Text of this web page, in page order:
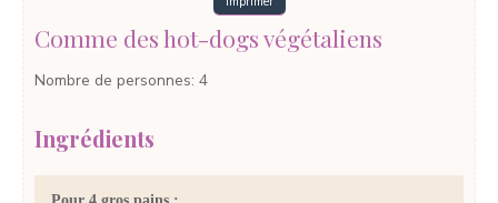
Comme des hot-dogs végétaliens
Nombre de personnes: 4
Ingrédients